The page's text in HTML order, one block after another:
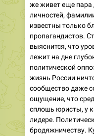
же живет еще пара
личностей,
известны только
пропагандистов.
выяснится, что
лежит на дне
политической
жизнь России
сообщество даже
ощущение, что
сплошь юристы, у
лидере.
бродяжничеству.